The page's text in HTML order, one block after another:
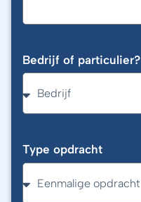
Bedrijf of particulier?
Type opdracht